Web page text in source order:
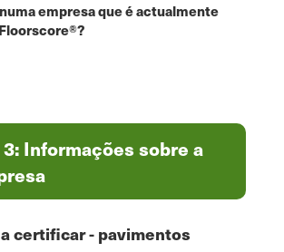
empresa que é actualmente
Informações sobre a
certificar - pavimentos